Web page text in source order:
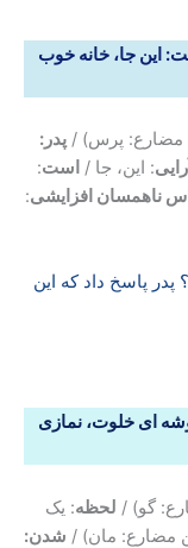
این جا، خانه خوب
مضارع: پرس) / پدر:
: این، جا / است:
ناهمسان افزایشی:
پاسخ داد که این
ای خلوت، نمازی
گو) / لحظه: یک
مضارع: مان) / شدن: